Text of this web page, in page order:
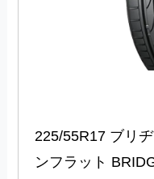
225/55R17 ブリ
ンフラット